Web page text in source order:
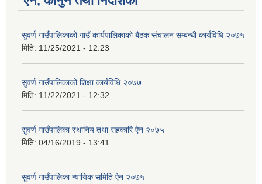
सुवर्ण गाउँपालिकाको गाउँ कार्यपालिकाको बैठक संचालन सम्बन्धी कार्यविधि २०७५
मिति: 11/25/2021 - 12:23
सुवर्ण गाउँपालिकाको शिक्षा कार्यविधि २०७७
मिति: 11/22/2021 - 12:32
सुवर्ण गाउँपालिका स्थानिय तथा सहकारि ऐन २०७५
मिति: 04/16/2019 - 13:41
सुवर्ण गाउँपालिका न्यायिक समिति ऐन २०७५